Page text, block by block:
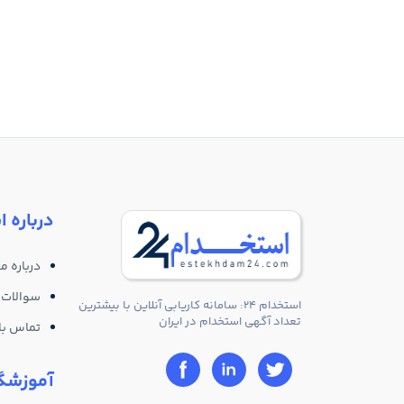
استخدام 24: سامانه کاریابی آنلاین با بیشترین
تعداد آگهی استخدام در ایران
درباره
درباره
تماس